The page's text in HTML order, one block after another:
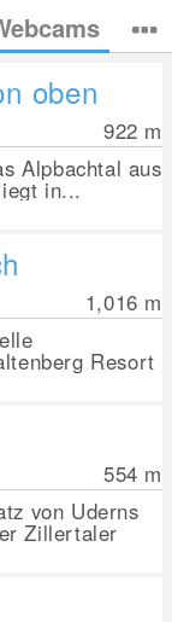
oben
922 m
Alpbachtal aus
in...
1,016 m
Resort
554 m
von Uderns
Zillertaler